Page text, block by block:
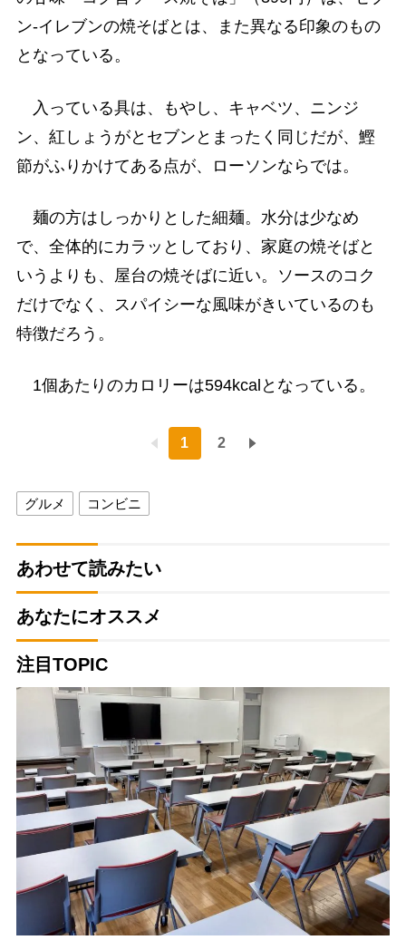
ン-イレブンの焼そばとは、また異なる印象のもの
となっている。
入っている具は、もやし、キャベツ、ニンジ
ン、紅しょうがとセブンとまったく同じだが、鰹
節がふりかけてある点が、ローソンならでは。
麺の方はしっかりとした細麺。水分は少なめ
で、全体的にカラッとしており、家庭の焼そばと
いうよりも、屋台の焼そばに近い。ソースのコク
だけでなく、スパイシーな風味がきいているのも
特徴だろう。
1個あたりのカロリーは594kcalとなっている。
1 2
グルメ コンビニ
あわせて読みたい
あなたにオススメ
注目TOPIC